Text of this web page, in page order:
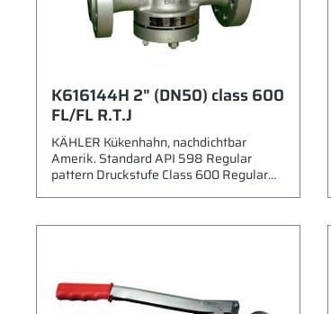
K616144H 2" (DN50) class 600
FL/FL R.T.J
KÄHLER Kükenhahn, nachdichtbar
Amerik. Standard API 598 Regular
pattern Druckstufe Class 600 Regular
Gehäuse 1.4408 (ASTM A351 CF8M)
ASME B16.34 Schmiernippel nach DIN
3404 M1 (Ø16mm) Verwenbar für -